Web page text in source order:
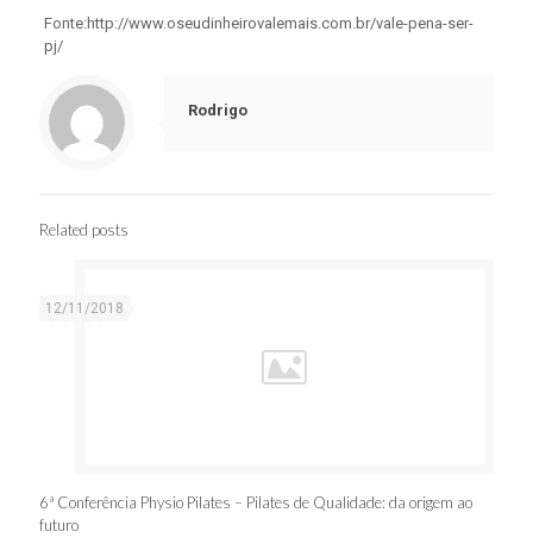
Fonte:http://www.oseudinheirovalemais.com.br/vale-pena-ser-
pj/
Rodrigo
Related posts
12/11/2018
6ª Conferência Physio Pilates – Pilates de Qualidade: da origem ao
futuro